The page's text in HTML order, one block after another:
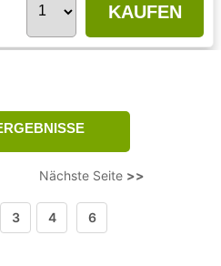
KAUFEN
Nächste Seite >>
3 4 6